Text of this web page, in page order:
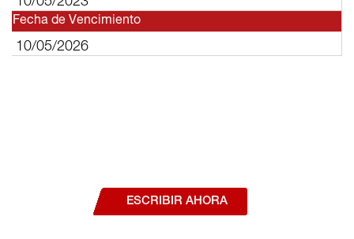
Fecha de Vencimiento
10/05/2026
ESCRIBIR AHORA